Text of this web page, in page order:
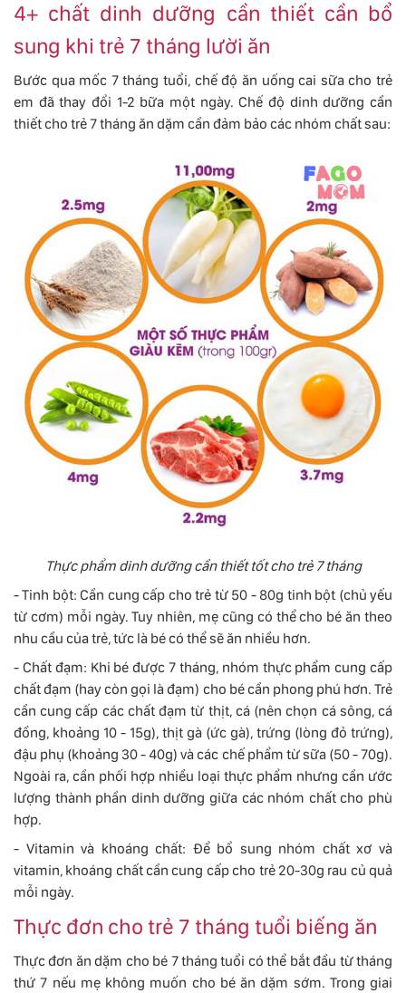
4+ chất dinh dưỡng cần thiết cần bổ
sung khi trẻ 7 tháng lười ăn
Bước qua mốc 7 tháng tuổi, chế độ ăn uống cai sữa cho trẻ
em đã thay đổi 1-2 bữa một ngày. Chế độ dinh dưỡng cần
thiết cho trẻ 7 tháng ăn dặm cần đảm bảo các nhóm chất sau:
Thực phẩm dinh dưỡng cần thiết tốt cho trẻ 7 tháng
- Tinh bột: Cần cung cấp cho trẻ từ 50 - 80g tinh bột (chủ yếu
từ cơm) mỗi ngày. Tuy nhiên, mẹ cũng có thể cho bé ăn theo
nhu cầu của trẻ, tức là bé có thể sẽ ăn nhiều hơn.
- Chất đạm: Khi bé được 7 tháng, nhóm thực phẩm cung cấp
chất đạm (hay còn gọi là đạm) cho bé cần phong phú hơn. Trẻ
cần cung cấp các chất đạm từ thịt, cá (nên chọn cá sông, cá
đồng, khoảng 10 - 15g), thịt gà (ức gà), trứng (lòng đỏ trứng),
đậu phụ (khoảng 30 - 40g) và các chế phẩm từ sữa (50 - 70g).
Ngoài ra, cần phối hợp nhiều loại thực phẩm nhưng cần ước
lượng thành phần dinh dưỡng giữa các nhóm chất cho phù
hợp.
- Vitamin và khoáng chất: Để bổ sung nhóm chất xơ và
vitamin, khoáng chất cần cung cấp cho trẻ 20-30g rau củ quả
mỗi ngày.
Thực đơn cho trẻ 7 tháng tuổi biếng ăn
Thực đơn ăn dặm cho bé 7 tháng tuổi có thể bắt đầu từ tháng
thứ 7 nếu mẹ không muốn cho bé ăn dặm sớm. Trong giai